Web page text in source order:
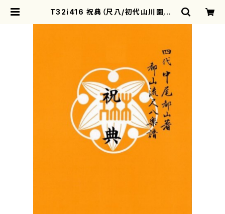
T32i416 祝典（尺八/初代山川園松/